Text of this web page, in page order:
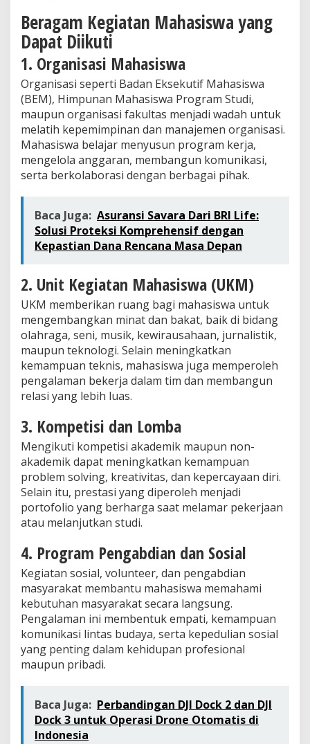
Beragam Kegiatan Mahasiswa yang
Dapat Diikuti
1. Organisasi Mahasiswa
Organisasi seperti Badan Eksekutif Mahasiswa
(BEM), Himpunan Mahasiswa Program Studi,
maupun organisasi fakultas menjadi wadah untuk
melatih kepemimpinan dan manajemen organisasi.
Mahasiswa belajar menyusun program kerja,
mengelola anggaran, membangun komunikasi,
serta berkolaborasi dengan berbagai pihak.
Baca Juga: Asuransi Savara Dari BRI Life:
Solusi Proteksi Komprehensif dengan
Kepastian Dana Rencana Masa Depan
2. Unit Kegiatan Mahasiswa (UKM)
UKM memberikan ruang bagi mahasiswa untuk
mengembangkan minat dan bakat, baik di bidang
olahraga, seni, musik, kewirausahaan, jurnalistik,
maupun teknologi. Selain meningkatkan
kemampuan teknis, mahasiswa juga memperoleh
pengalaman bekerja dalam tim dan membangun
relasi yang lebih luas.
3. Kompetisi dan Lomba
Mengikuti kompetisi akademik maupun non-
akademik dapat meningkatkan kemampuan
problem solving, kreativitas, dan kepercayaan diri.
Selain itu, prestasi yang diperoleh menjadi
portofolio yang berharga saat melamar pekerjaan
atau melanjutkan studi.
4. Program Pengabdian dan Sosial
Kegiatan sosial, volunteer, dan pengabdian
masyarakat membantu mahasiswa memahami
kebutuhan masyarakat secara langsung.
Pengalaman ini membentuk empati, kemampuan
komunikasi lintas budaya, serta kepedulian sosial
yang penting dalam kehidupan profesional
maupun pribadi.
Baca Juga: Perbandingan DJI Dock 2 dan DJI
Dock 3 untuk Operasi Drone Otomatis di
Indonesia